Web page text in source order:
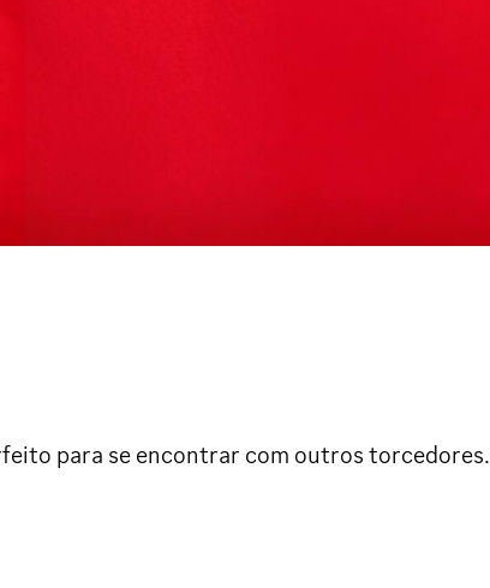
para se encontrar com outros torcedores.